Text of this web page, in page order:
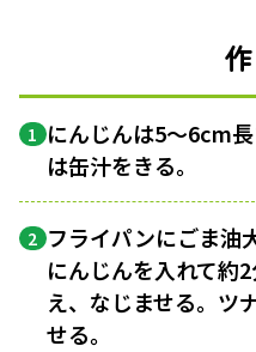
1 にんじんは5〜6cm
は缶汁をきる。
2 フライパンにごま油
にんじんを入れて約
え、なじませる。ツ
せる。